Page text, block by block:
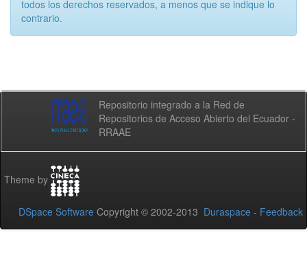
todos los derechos reservados, a menos que se indique lo
contrario.
Repositorio integrado a la Red de
Repositorios de Acceso Abierto del Ecuador -
RRAAE
Theme by
DSpace Software Copyright © 2002-2013 Duraspace - Feedback